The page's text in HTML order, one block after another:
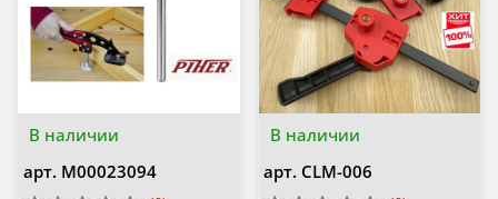
В наличии
арт. М00023094
В наличии
арт. CLM-006